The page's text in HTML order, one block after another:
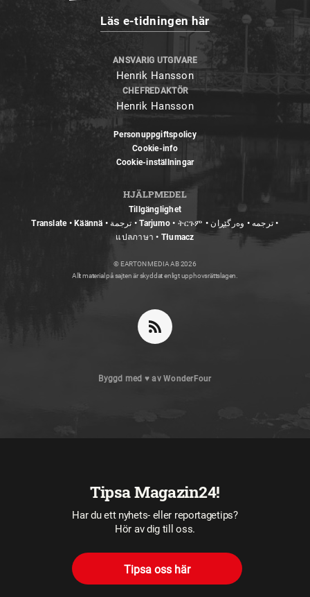
Läs e-tidningen här
ANSVARIG UTGIVARE
Henrik Hansson
CHEFREDAKTÖR
Henrik Hansson
Personuppgiftspolicy
Cookie-info
Cookie-inställningar
HJÄLPMEDEL
Tillgänglighet
Translate • Käännä • ترجمة • Tarjumo • ትርጉም • ترجمه • وەرگێڕان •
แปลภาษา • Tłumacz
© EARTON MEDIA AB 2026
Allt material på sajten är skyddat enligt upphovsrättslagen.
Byggd med ♥ avWonderFour
Tipsa Magazin24!
Har du ett nyhets- eller reportagetips?
Hör av dig till oss.
Tipsa oss här